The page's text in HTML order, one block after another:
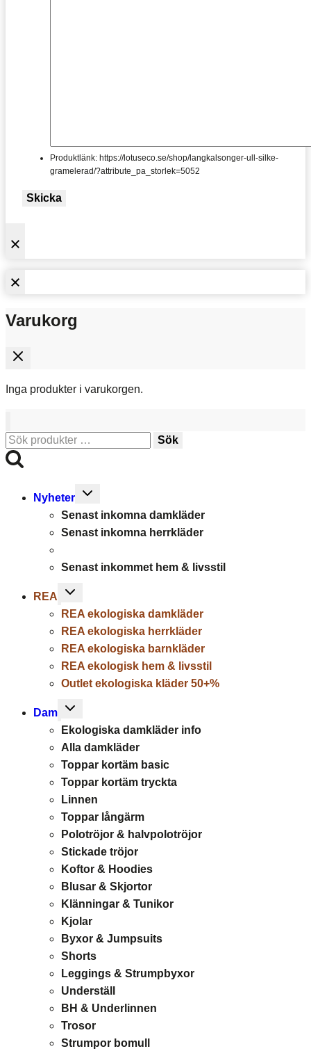
Produktlänk: https://lotuseco.se/shop/langkalsonger-ull-silke-
gramelerad/?attribute_pa_storlek=5052
Skicka
Varukorg
Inga produkter i varukorgen.
Sök
efter:
Sök
Nyheter
Toggle
menu
Senast inkomna damkläder
Senast inkomna herrkläder
Senast inkommet hem & livsstil
REA
Toggle
menu
REA ekologiska damkläder
REA ekologiska herrkläder
REA ekologiska barnkläder
REA ekologisk hem & livsstil
Outlet ekologiska kläder 50+%
Dam
Toggle
menu
Ekologiska damkläder info
Alla damkläder
Toppar kortäm basic
Toppar kortäm tryckta
Linnen
Toppar långärm
Polotröjor & halvpolotröjor
Stickade tröjor
Koftor & Hoodies
Blusar & Skjortor
Klänningar & Tunikor
Kjolar
Byxor & Jumpsuits
Shorts
Leggings & Strumpbyxor
Underställ
BH & Underlinnen
Trosor
Strumpor bomull